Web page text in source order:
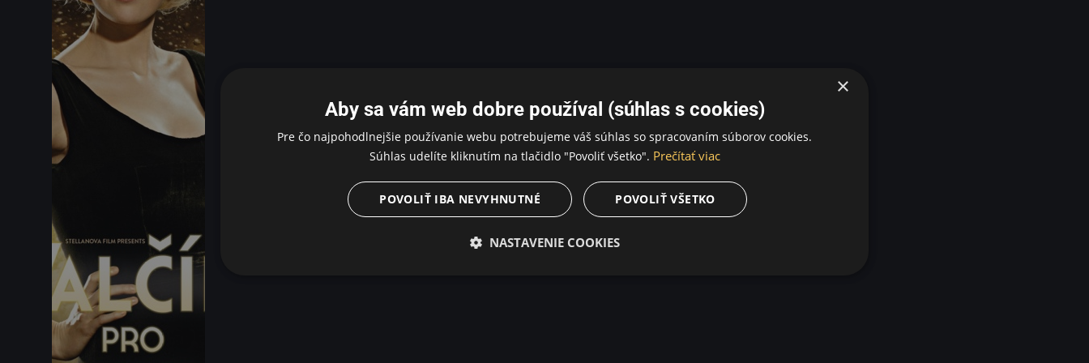
×
Aby sa vám web dobre používal (súhlas s cookies)
Pre čo najpohodlnejšie používanie webu potrebujeme váš súhlas so spracovaním súborov cookies.
Súhlas udelíte kliknutím na tlačidlo "Povoliť všetko". Prečítať viac
POVOLIŤ VŠETKO
POVOLIŤ IBA NEVYHNUTNÉ
NASTAVENIE COOKIES